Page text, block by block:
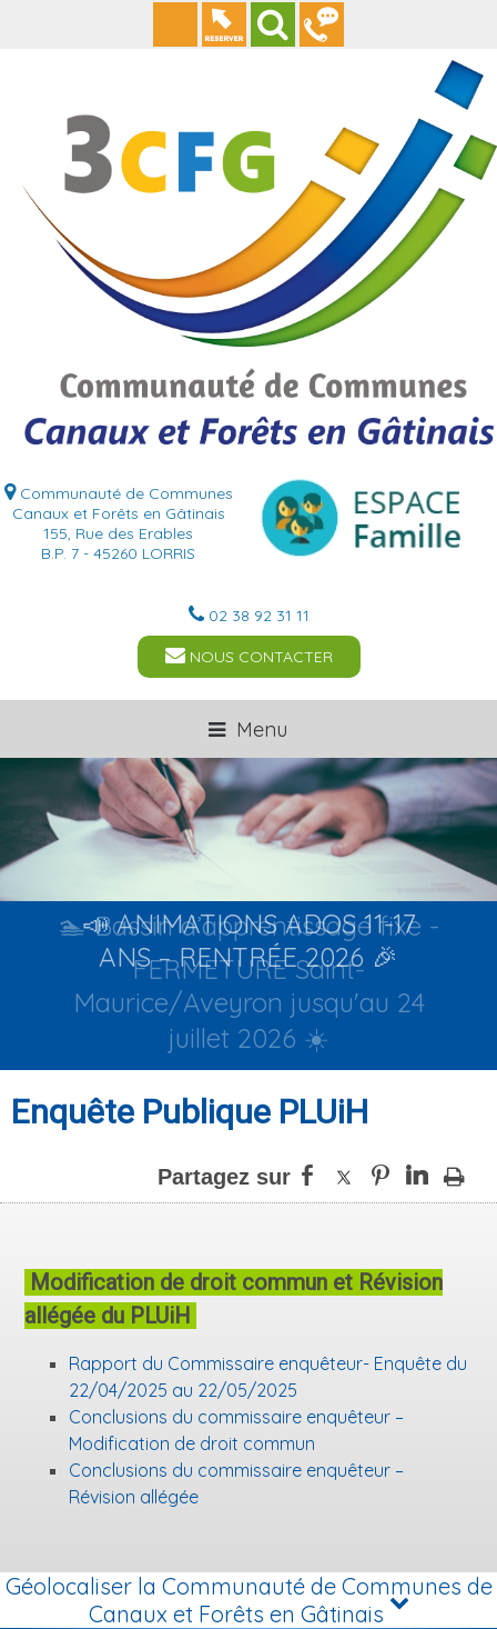
02 38 92 31 11
NOUS CONTACTER
Communauté de Communes
Canaux et Forêts en Gâtinais
155, Rue des Erables
B.P. 7 - 45260 LORRIS
Menu
🏊 Bassin d’apprentissage fixe -
FERMETURE Saint-
Maurice/Aveyron jusqu'au 24
juillet 2026 ☀️
Enquête Publique PLUiH
Modification de droit commun et Révision
allégée du PLUiH
Rapport du Commissaire enquêteur- Enquête du
22/04/2025 au 22/05/2025
Conclusions du commissaire enquêteur –
Modification de droit commun
Conclusions du commissaire enquêteur –
Révision allégée
Géolocaliser la Communauté de Communes de
Canaux et Forêts en Gâtinais